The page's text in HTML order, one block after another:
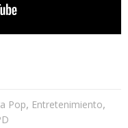
Pop, Entretenimiento,